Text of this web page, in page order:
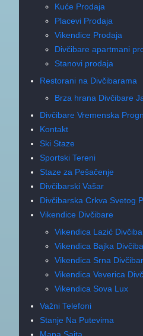
Kuće Prodaja
Placevi Prodaja
Vikendice Prodaja
Divčibare apartmani
Stanovi prodaja
Restorani na Divčibarama
Brza hrana Divčibare
Divčibare Vremenska
Kontakt
Ski Staze
Sportski Tereni
Staze za Pešačenje
Divčibarski Vašar
Divčibarska Crkva Svetog
Vikendice Divčibare
Vikendica Lazić
Vikendica Bajka
Vikendica Srna
Vikendica Veverica
Vikendica Sova Lux
Važni Telefoni
Stanje Na Putevima